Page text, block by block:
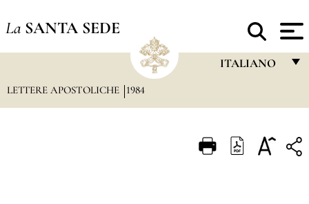
La SANTA SEDE
ITALIANO
ITALIANO
LETTERE APOSTOLICHE 1984